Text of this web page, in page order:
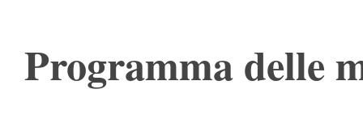
Programma delle